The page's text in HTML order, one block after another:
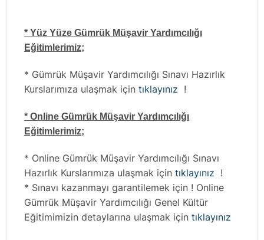
* Yüz Yüze Gümrük Müşavir Yardımcılığı
Eğitimlerimiz;
* Gümrük Müşavir Yardımcılığı Sınavı Hazırlık
Kurslarımıza ulaşmak için tıklayınız !
* Online Gümrük Müşavir Yardımcılığı
Eğitimlerimiz;
* Online Gümrük Müşavir Yardımcılığı Sınavı
Hazırlık Kurslarımıza ulaşmak için tıklayınız !
* Sınavı kazanmayı garantilemek için ! Online
Gümrük Müşavir Yardımcılığı Genel Kültür
Eğitimimizin detaylarına ulaşmak için tıklayınız